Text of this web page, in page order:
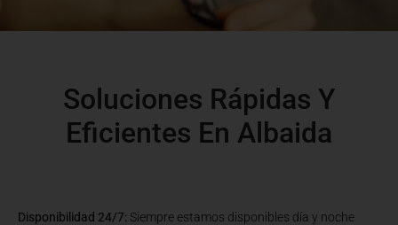
Soluciones Rápidas Y
Eficientes En Albaida
Disponibilidad 24/7: Siempre estamos disponibles día y noche